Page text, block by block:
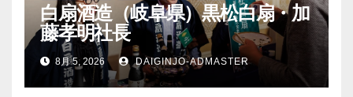
白扇酒造（岐阜県）黒松白扇・加
藤孝明社長
8月 5, 2026 DAIGINJO-ADMASTER